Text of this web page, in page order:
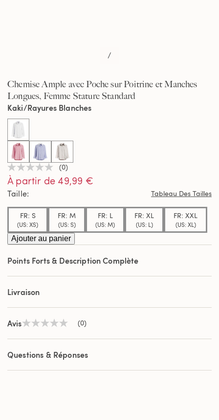
/
Chemise Ample avec Poche sur Poitrine et Manches
Longues, Femme Stature Standard
Aucune
valeur
de
notation
sur
même
page.
(0)
À partir de 49,99 €
Kaki/Rayures Blanches
selected
Taille Tableau Des Tailles
FR: S
(US: XS)
FR: M
(US: S)
FR: L
(US: M)
FR: XL
(US: L)
FR: XXL
(US: XL)
Ajouter au panier
Points Forts & Description Complète
Livraison
AvisAucune
de
notation
Lien
la
(0)
Questions & Réponses